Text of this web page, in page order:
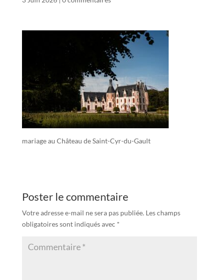
mariage au Château de Saint-Cyr-du-Gault
Poster le commentaire
Votre adresse e-mail ne sera pas publiée. Les champs
obligatoires sont indiqués avec *